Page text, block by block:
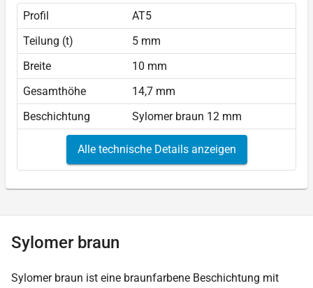
Profil
AT5
Teilung (t)
5 mm
Breite
10 mm
Gesamthöhe
14,7 mm
Beschichtung
Sylomer braun 12 mm
Alle technische Details anzeigen
Sylomer braun
Sylomer braun ist eine braunfarbene Beschichtung mit